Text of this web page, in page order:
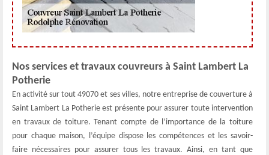
Nos services et travaux couvreurs à Saint Lambert La
Potherie
En activité sur tout 49070 et ses villes, notre entreprise de couverture à
Saint Lambert La Potherie est présente pour assurer toute intervention
en travaux de toiture. Tenant compte de l’importance de la toiture
pour chaque maison, l’équipe dispose les compétences et les savoir-
faire nécessaires pour assurer tous les travaux. Ainsi, en tant que